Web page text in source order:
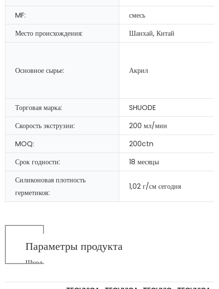
MF:
смесь
Место происхождения:
Шанхай, Китай
Основное сырье: Акрил
Торговая марка:
SHUODE
Скорость экструзии:
200 мл/мин
MOQ:
200ctn
Срок годности:
18 месяцы
Силиконовая плотность
герметиков:
1,02 г/см сегодня
Параметры продукта
Шуод